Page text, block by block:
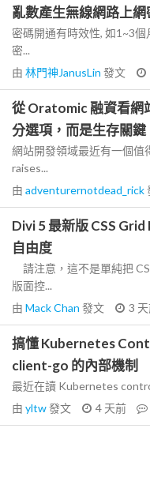
亂數產生無線網路上
密碼開通有時效性, 如1~3
密...
由 林門神JanusLin 發文
從 Oratomic 融資看網
分選項，而是生存關鍵
網站開發領域最近有一個
raises...
由 adventurernotdead_rick
Divi 5 最新版 CSS
自由度
請注意，這不是單純把
版面控...
由 Mack Chan 發文 3
搞懂 Kubernetes
client-go 的內部機制
最近在讀 Kubernetes
由 yltw發文 4 天前